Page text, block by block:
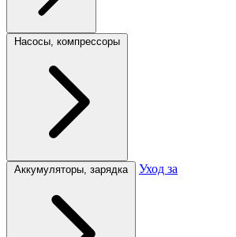
Насосы, компрессоры
Аккумуляторы, зарядка Уход за